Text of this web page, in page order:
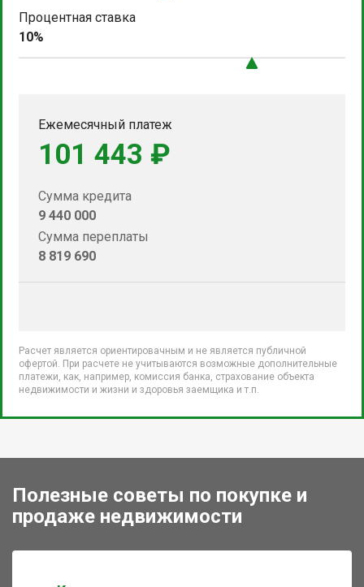
Процентная ставка
10%
Ежемесячный платеж
101 443 ₽
Сумма кредита
9 440 000
Сумма переплаты
8 819 690
Расчет является ориентировачным и не является публичной
офертой. При расчете не учитываются возможные дополнительные
платежи, как, например, комиссия банка, страхование объекта
недвижимости и жизни и здоровья заемщика и т.п.
Полезные советы по покупке и
продаже недвижимости